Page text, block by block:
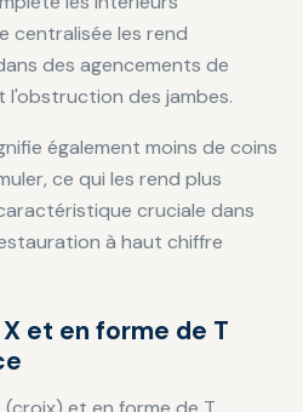
centralisée les rend
des agencements de
l'obstruction des jambes.
également moins de coins
ce qui les rend plus
cruciale dans
à haut chiffre
et en forme de T